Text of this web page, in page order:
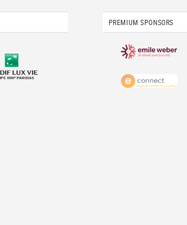
PREMIUM SPONSORS